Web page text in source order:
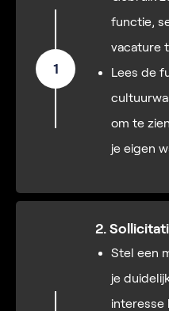
1
functie,
vacature
Lees de
om te
je eigen
2.
Stel een
je
interesse